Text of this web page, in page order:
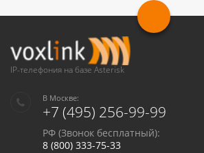
IP-телефония на базе Asterisk
В Москве:
+7 (495) 256-99-99
РФ (Звонок бесплатный):
8 (800) 333-75-33